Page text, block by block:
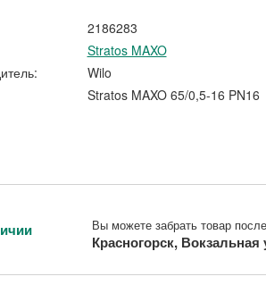
2186283
Stratos MAXO
Wilo
Stratos MAXO 65/0,5-16 PN16
Вы можете забрать товар
Красногорск,